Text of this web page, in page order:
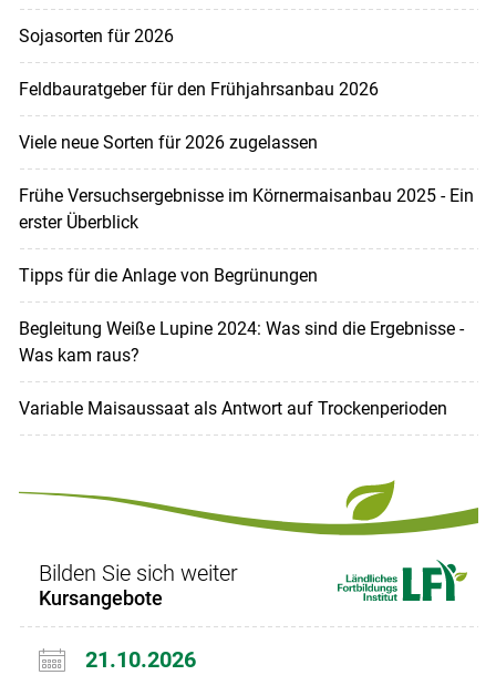
Sojasorten für 2026
Feldbauratgeber für den Frühjahrsanbau 2026
Viele neue Sorten für 2026 zugelassen
Frühe Versuchsergebnisse im Körnermaisanbau 2025 - Ein
erster Überblick
Tipps für die Anlage von Begrünungen
Begleitung Weiße Lupine 2024: Was sind die Ergebnisse -
Was kam raus?
Variable Maisaussaat als Antwort auf Trockenperioden
Bilden Sie sich weiter
Kursangebote
21.10.2026